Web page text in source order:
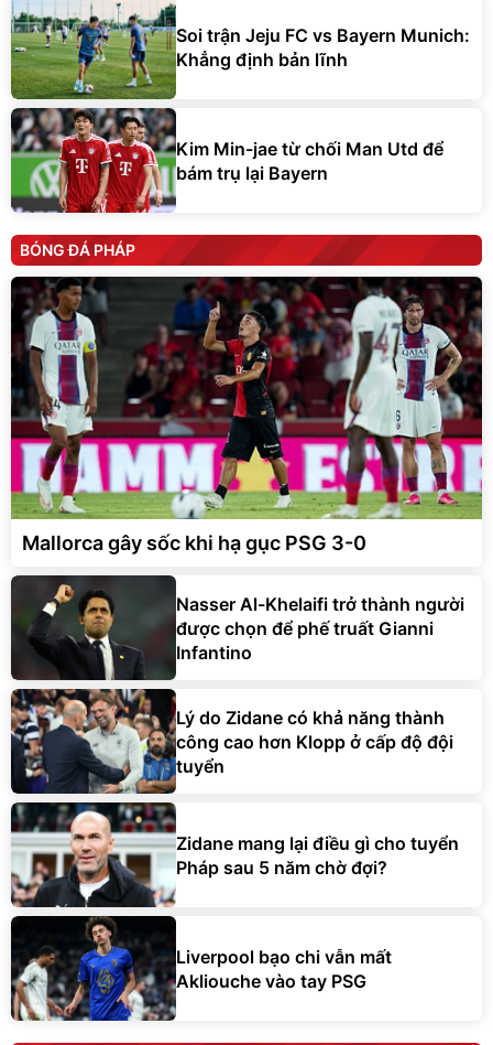
Soi trận Jeju FC vs Bayern Munich:
Khẳng định bản lĩnh
Kim Min-jae từ chối Man Utd để
bám trụ lại Bayern
BÓNG ĐÁ PHÁP
Mallorca gây sốc khi hạ gục PSG 3-0
Nasser Al-Khelaifi trở thành người
được chọn để phế truất Gianni
Infantino
Lý do Zidane có khả năng thành
công cao hơn Klopp ở cấp độ đội
tuyển
Zidane mang lại điều gì cho tuyển
Pháp sau 5 năm chờ đợi?
Liverpool bạo chi vẫn mất
Akliouche vào tay PSG